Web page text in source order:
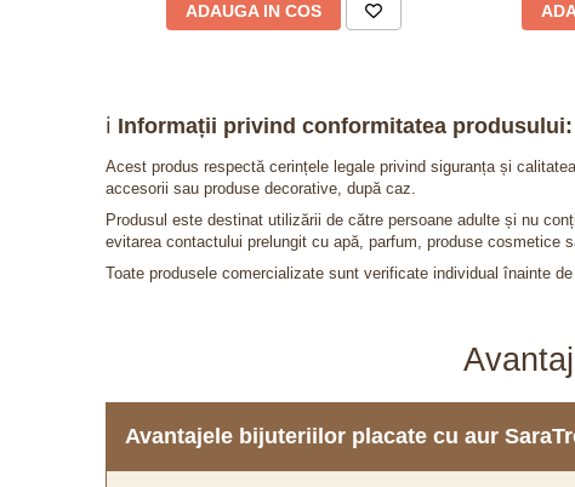
ADAUGA IN COS
ℹ️ Informații privind conformitatea produsului:
Acest produs respectă cerințele legale privind siguranța și
accesorii sau produse decorative, după caz.
Produsul este destinat utilizării de către persoane adulte și nu
evitarea contactului prelungit cu apă, parfum, produse cosmetice
Toate produsele comercializate sunt verificate individual înainte
Avantajele bijuteriilor placate cu aur